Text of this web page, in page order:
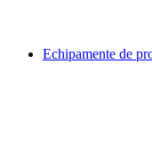
Echipamente de